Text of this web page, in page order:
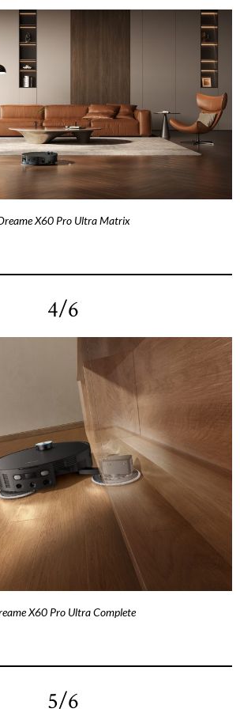
X60 Pro Ultra Matrix
4/6
X60 Pro Ultra Complete
5/6